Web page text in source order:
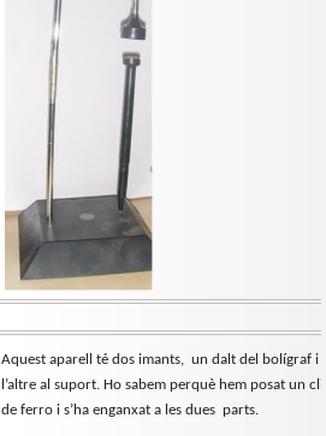
Aquest aparell té dos imants, un dalt del bolígraf i
l’altre al suport. Ho sabem perquè hem posat un clip
de ferro i s’ha enganxat a les dues parts.